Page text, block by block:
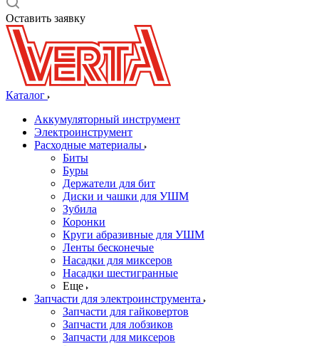
Оставить заявку
Каталог
Аккумуляторный инструмент
Электроинструмент
Расходные материалы
Биты
Буры
Держатели для бит
Диски и чашки для УШМ
Зубила
Коронки
Круги абразивные для УШМ
Ленты бесконечые
Насадки для миксеров
Насадки шестигранные
Еще
Запчасти для электроинструмента
Запчасти для гайковертов
Запчасти для лобзиков
Запчасти для миксеров